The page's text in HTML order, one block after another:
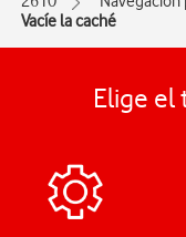
Vacíe la caché
Elige el